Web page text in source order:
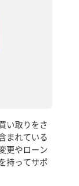
い取りをさ
まれている
更やローン
持ってサポ